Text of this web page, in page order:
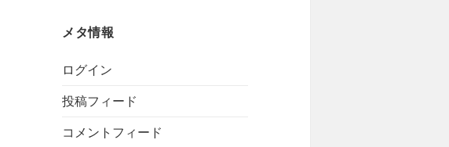
メタ情報
ログイン
投稿フィード
コメントフィード